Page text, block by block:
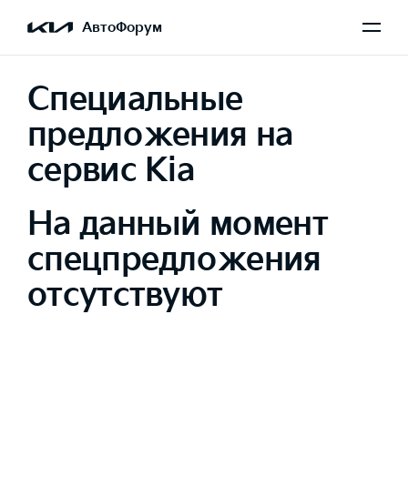
АвтоФорум
Специальные
предложения на
сервис Kia
На данный момент
спецпредложения
отсутствуют